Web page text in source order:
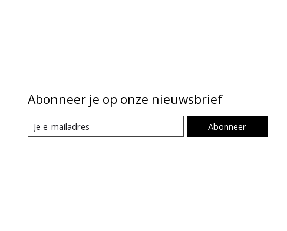
Abonneer je op onze nieuwsbrief
Abonneer